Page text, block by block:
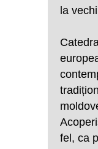
la
fel, ca